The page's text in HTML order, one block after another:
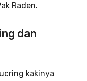
Raden.
dan
kakinya